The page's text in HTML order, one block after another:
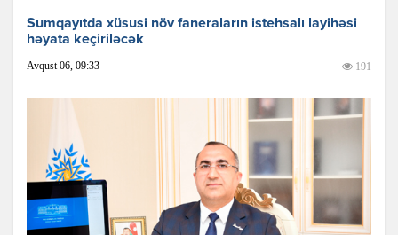
Sumqayıtda xüsusi növ faneraların istehsalı layihəsi
həyata keçiriləcək
Avqust 06, 09:33 191